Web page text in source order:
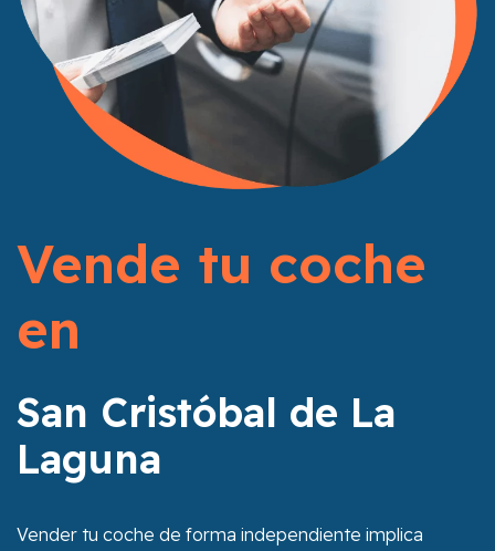
Vende tu coche
en
San Cristóbal de La
Laguna
Vender tu coche de forma independiente implica